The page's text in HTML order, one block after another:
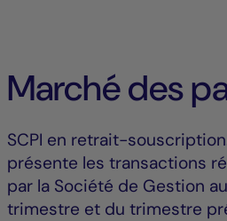
Marché des
SCPI en retrait-
présente les transactions
par la Société de Gestion
trimestre et du trimestre